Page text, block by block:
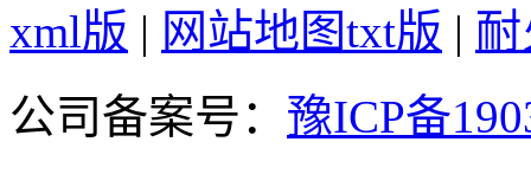
xml版 | 网站地图txt版 |
公司备案号： 豫ICP备